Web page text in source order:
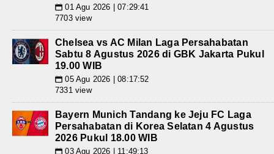
📅 01 Agu 2026 | 07:29:41
7703 view
Chelsea vs AC Milan Laga Persahabatan
Sabtu 8 Agustus 2026 di GBK Jakarta Pukul
19.00 WIB
📅 05 Agu 2026 | 08:17:52
7331 view
Bayern Munich Tandang ke Jeju FC Laga
Persahabatan di Korea Selatan 4 Agustus
2026 Pukul 18.00 WIB
📅 03 Agu 2026 | 11:49:13